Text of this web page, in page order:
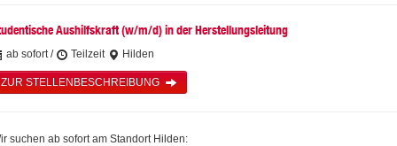
Aushilfskraft (w/m/d) in der Herstellungsleitung
ab sofort / Teilzeit Hilden
ZUR STELLENBESCHREIBUNG
suchen ab sofort am Standort Hilden: